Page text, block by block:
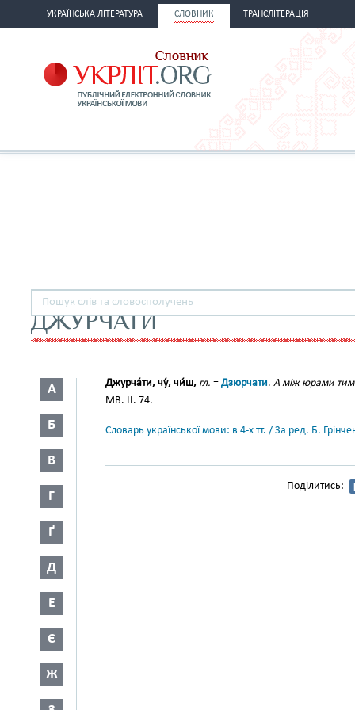
УКРАЇНСЬКА ЛІТЕРАТУРА СЛОВНИК ТРАНСЛІТЕРАЦІЯ
ДЖУРЧАТИ
А
Б
В
Г
Ґ
Д
Е
Є
Ж
Джурча́ти, чу́, чи́ш, гл. = Дзюрчати. А між юрами
МВ. ІІ. 74.
Словарь української мови: в 4-х тт. / За ред. Б.
Поділитись: